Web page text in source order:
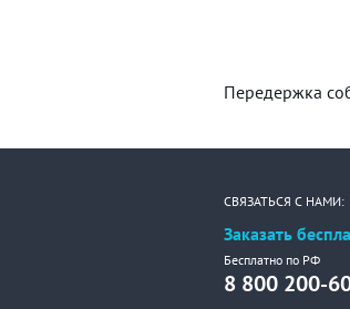
Передержка
СВЯЗАТЬСЯ С НАМИ:
Заказать
Бесплатно по РФ
8 800 200-